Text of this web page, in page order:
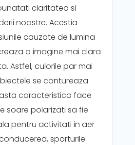
claritatea si
noastre. Acestia
cauzate de lumina
o imagine mai clara
Astfel, culorile par mai
se contureaza
caracteristica face
soare polarizati sa fie
pentru activitati in aer
sporturile